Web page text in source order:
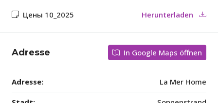
Цены 10_2025 Herunterladen
Adresse In Google Maps öffnen
Adresse: La Mer Home